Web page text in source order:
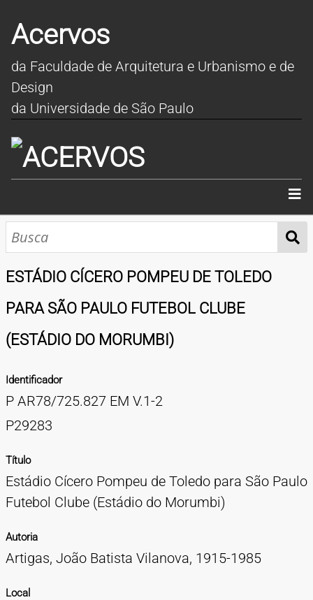
Acervos
da Faculdade de Arquitetura e Urbanismo e de
Design
da Universidade de São Paulo
INÍCIO
SOBRE
COLEÇÕES
TIPOS DE MATERIAIS
CONTATOS
EXPEDIENTE
ESTÁDIO CÍCERO POMPEU DE TOLEDO
PARA SÃO PAULO FUTEBOL CLUBE
(ESTÁDIO DO MORUMBI)
Identificador
P AR78/725.827 EM V.1-2
P29283
Título
Estádio Cícero Pompeu de Toledo para São Paulo
Futebol Clube (Estádio do Morumbi)
Autoria
Artigas, João Batista Vilanova, 1915-1985
Local